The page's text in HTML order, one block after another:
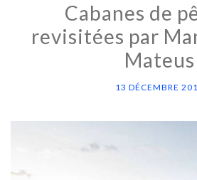
Cabanes de
revisitées par
Mateus
13 DÉCEMBRE